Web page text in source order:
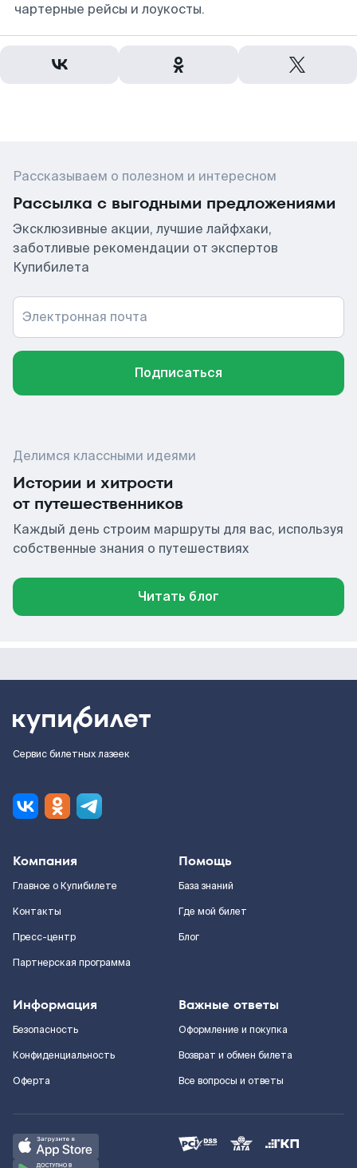
чартерные рейсы и лоукосты.
Рассказываем о полезном и интересном
Рассылка с выгодными предложениями
Эксклюзивные акции, лучшие лайфхаки,
заботливые рекомендации от экспертов
Купибилета
Электронная почта
Подписаться
Делимся классными идеями
Истории и хитрости
от путешественников
Каждый день строим маршруты для вас, используя
собственные знания о путешествиях
Читать блог
Сервис билетных лазеек
Компания
Главное о Купибилете
Контакты
Пресс-центр
Партнерская программа
Помощь
База знаний
Где мой билет
Блог
Информация
Безопасность
Конфиденциальность
Оферта
Важные ответы
Оформление и покупка
Возврат и обмен билета
Все вопросы и ответы